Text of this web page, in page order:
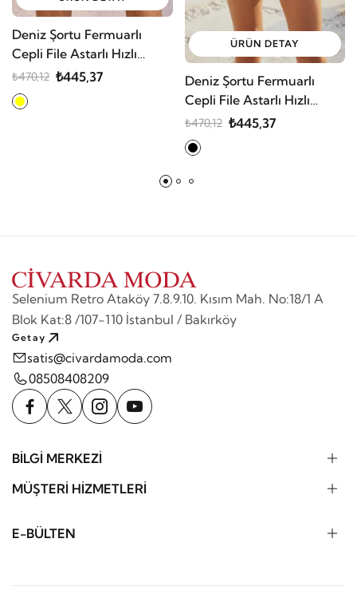
Deniz Şortu Fermuarlı
Cepli File Astarlı Hızlı
Kuruyan Premium
₺470,12 ₺445,37
ÜRÜN DETAY
Deniz Şortu Fermuarlı
Cepli File Astarlı Hızlı
Kuruyan Premium
₺470,12 ₺445,37
Selenium Retro Ataköy 7.8.9.10. Kısım Mah. No:18/1 A
Blok Kat:8 /107-110 İstanbul / Bakırköy
Getay
satis@civardamoda.com
08508408209
BİLGİ MERKEZİ
MÜŞTERİ HİZMETLERİ
E-BÜLTEN